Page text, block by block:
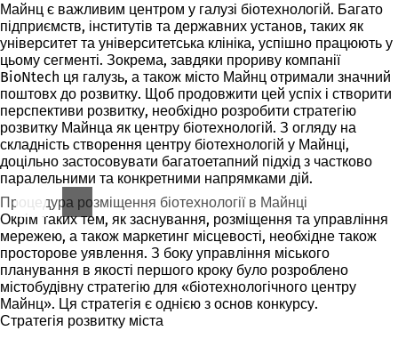
Майнц є важливим центром у галузі біотехнологій. Багато
підприємств, інститутів та державних установ, таких як
університет та університетська клініка, успішно працюють у
цьому сегменті. Зокрема, завдяки прориву компанії
BioNtech ця галузь, а також місто Майнц отримали значний
поштовх до розвитку. Щоб продовжити цей успіх і створити
перспективи розвитку, необхідно розробити стратегію
розвитку Майнца як центру біотехнологій. З огляду на
складність створення центру біотехнологій у Майнці,
доцільно застосовувати багатоетапний підхід з частково
паралельними та конкретними напрямками дій.
Процедура розміщення біотехнології в Майнці
Окрім таких тем, як заснування, розміщення та управління
мережею, а також маркетинг місцевості, необхідне також
просторове уявлення. З боку управління міського
планування в якості першого кроку було розроблено
містобудівну стратегію для «біотехнологічного центру
Майнц». Ця стратегія є однією з основ конкурсу.
Стратегія розвитку міста